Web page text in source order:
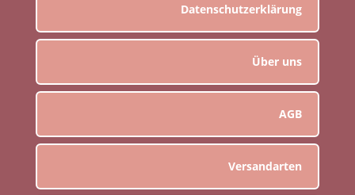
Datenschutzerklärung
Über uns
AGB
Versandarten